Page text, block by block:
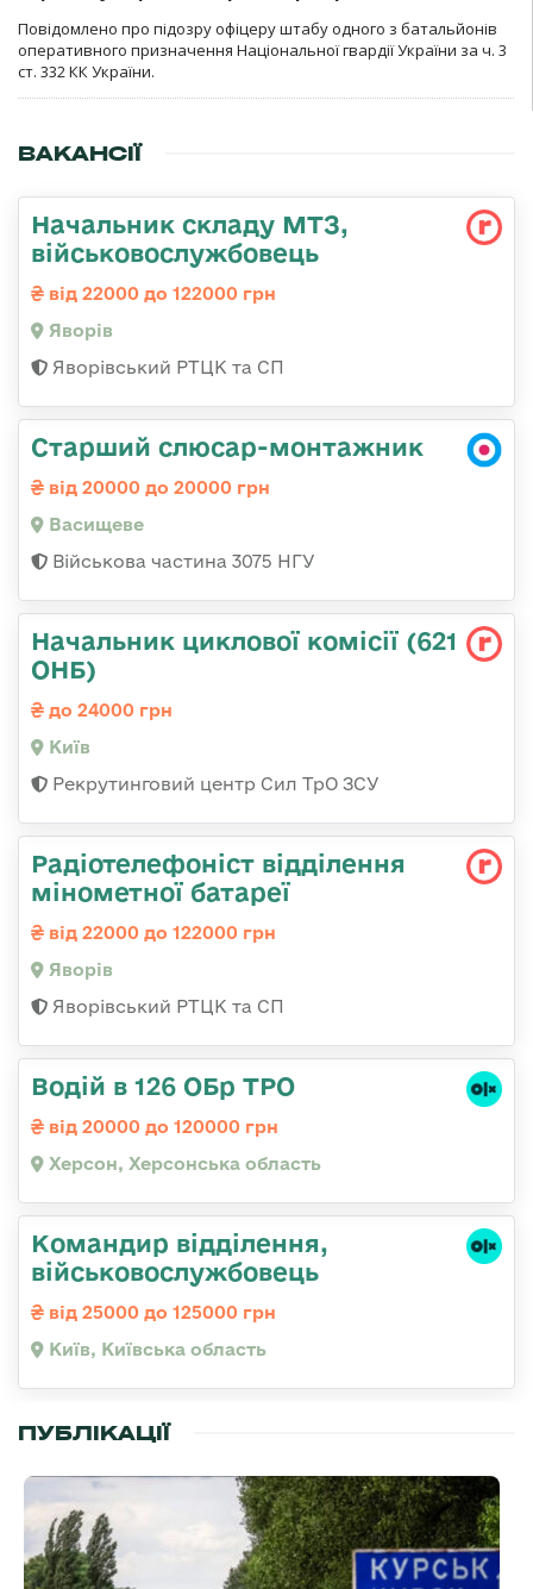
Повідомлено про підозру офіцеру штабу одного з батальйонів
оперативного призначення Національної гвардії України за ч. 3
ст. 332 КК України.
ВАКАНСІЇ
Начальник складу МТЗ,
військовослужбовець
від 22000 до 122000 грн
Яворів
Яворівський РТЦК та СП
Старший слюсар-монтажник
від 20000 до 20000 грн
Васищеве
Військова частина 3075 НГУ
Начальник циклової комісії (621
ОНБ)
до 24000 грн
Київ
Рекрутинговий центр Сил ТрО ЗСУ
Радіотелефоніст відділення
мінометної батареї
від 22000 до 122000 грн
Яворів
Яворівський РТЦК та СП
Водій в 126 ОБр ТРО
від 20000 до 120000 грн
Херсон, Херсонська область
Командир відділення,
військовослужбовець
від 25000 до 125000 грн
Київ, Київська область
ПУБЛІКАЦІЇ